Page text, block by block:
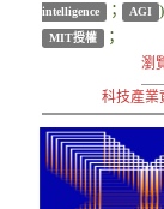
intelligence ； AGI
MIT授權 ；
瀏
科技產業